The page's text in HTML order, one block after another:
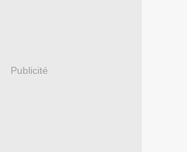
Publicité